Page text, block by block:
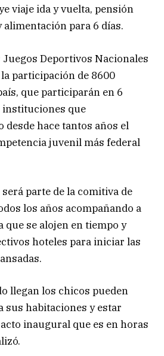
viaje ida y vuelta, pensión
alimentación para 6 días.
Deportivos Nacionales
participación de 8600
que participarán en 6
instituciones que
desde hace tantos años el
juvenil más federal
parte de la comitiva de
los años acompañando a
que se alojen en tiempo y
hoteles para iniciar las
llegan los chicos pueden
sus habitaciones y estar
inaugural que es en horas